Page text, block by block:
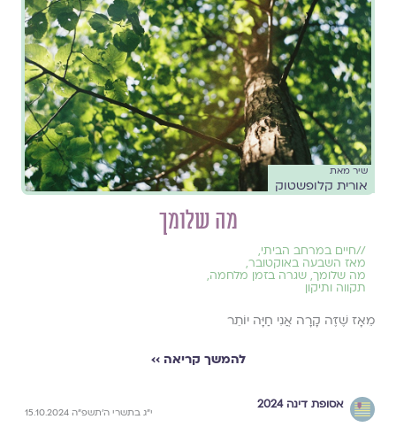
שיר מאת
אורית קלופשטוק
מה שלומך
//חיים במרחב הביתי,
מאז השבעה באוקטובר,
מה שלומך, שגרה בזמן מלחמה,
תקווה ותיקון
מֵאָז שֶׁזֶּה קָרָה אֲנִי חַיָּה יוֹתֵר
להמשך קריאה ››
אסופת דינה 2024
י״ג בתשרי ה׳תשפ״ה 15.10.2024